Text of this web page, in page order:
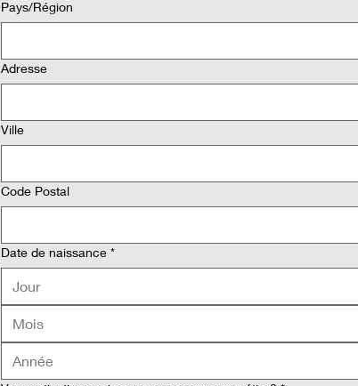
Adresse multiligne
Pays/Région
Adresse
Ville
Code Postal
Date de naissance *
Mois